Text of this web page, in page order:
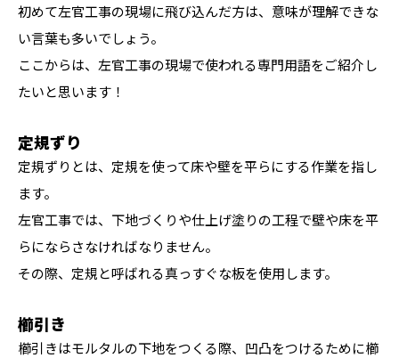
初めて左官工事の現場に飛び込んだ方は、意味が理解できな
い言葉も多いでしょう。
ここからは、左官工事の現場で使われる専門用語をご紹介し
たいと思います！
定規ずり
定規ずりとは、定規を使って床や壁を平らにする作業を指し
ます。
左官工事では、下地づくりや仕上げ塗りの工程で壁や床を平
らにならさなければなりません。
その際、定規と呼ばれる真っすぐな板を使用します。
櫛引き
櫛引きはモルタルの下地をつくる際、凹凸をつけるために櫛